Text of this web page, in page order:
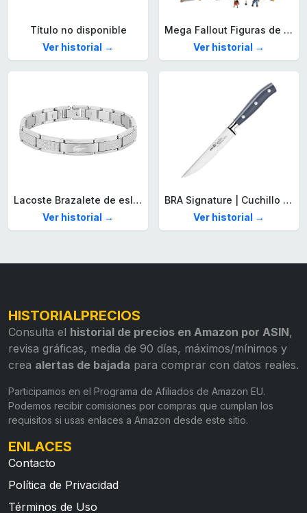
Título no disponible
Ver historial →
Mega Fallout Figuras de acción y Juguetes de construcción, Parada de Camiones Red Rocket con 824 Piezas, 2 Personajes articulados y Accesorios, para coleccionistas, HXT00
Ver historial →
Lacoste Brazalete de eslabón para Hombre Colección STENCIL de Acero inoxidable
Ver historial →
BRA Signature | Cuchillo tomatero 120 mm, Acero Inoxidable alemán forjado con Molibdeno Vanadio, Mango Remachado ABS, Diseño Ergonómico, Hoja 1,6 mm espesor
Ver historial →
HISTORIALPRECIOS
Consulta el historial de precios en Amazon por ASIN,
revisa gráficas, media de 90 días, máximos/mínimos y
crea alertas de bajada para comprar con datos reales.
Participamos en el Programa de Afiliados de Amazon EU.
Podemos recibir comisiones por compras que cumplan los
requisitos si usas enlaces a Amazon desde este sitio.
ENLACES
Contacto
Política de Privacidad
Términos de Uso